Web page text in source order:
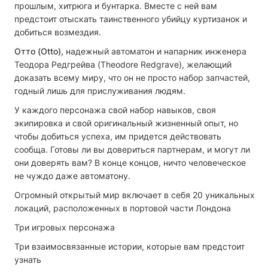
прошлым, хитрюга и бунтарка. Вместе с ней вам
предстоит отыскать таинственного убийцу куртизанок и
добиться возмездия.
Отто (Otto), надежный автоматон и напарник инженера
Теодора Редгрейва (Theodore Redgrave), желающий
доказать всему миру, что он не просто набор запчастей,
годный лишь для прислуживания людям.
У каждого персонажа свой набор навыков, своя
экипировка и свой оригинальный жизненный опыт, но
чтобы добиться успеха, им придется действовать
сообща. Готовы ли вы довериться партнерам, и могут ли
они доверять вам? В конце концов, ничто человеческое
не чуждо даже автоматону.
Огромный открытый мир включает в себя 20 уникальных
локаций, расположенных в портовой части Лондона
Три игровых персонажа
Три взаимосвязанные истории, которые вам предстоит
узнать